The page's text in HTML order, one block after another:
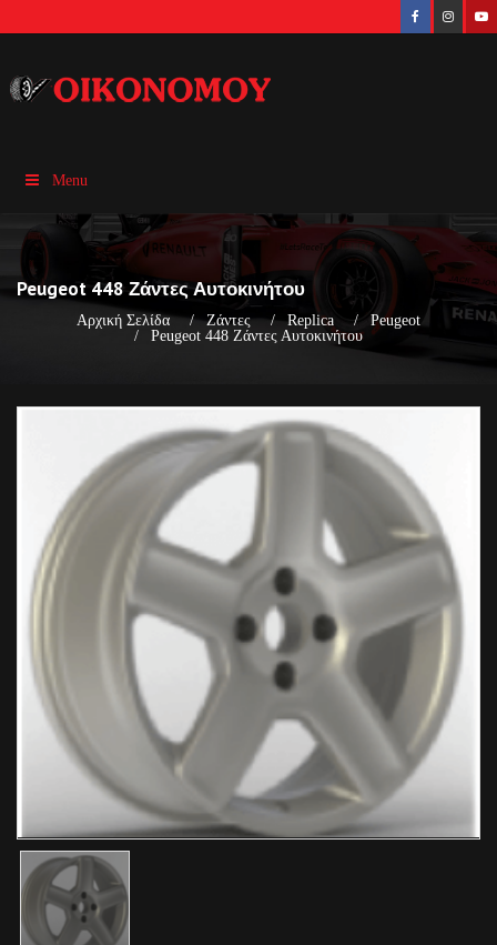
Menu
Peugeot 448 Ζάντες Αυτοκινήτου
Αρχική Σελίδα Ζάντες Replica
Peugeot
Peugeot 448 Ζάντες Αυτοκινήτου